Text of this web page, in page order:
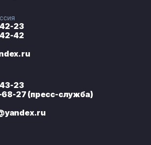
23
42
23
68-27 (пресс-служба)